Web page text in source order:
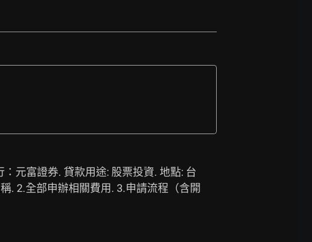
元富證券. 貸款用途: 股票投資. 地點: 台
. 2.全部申辦相關費用. 3.申請流程（含開